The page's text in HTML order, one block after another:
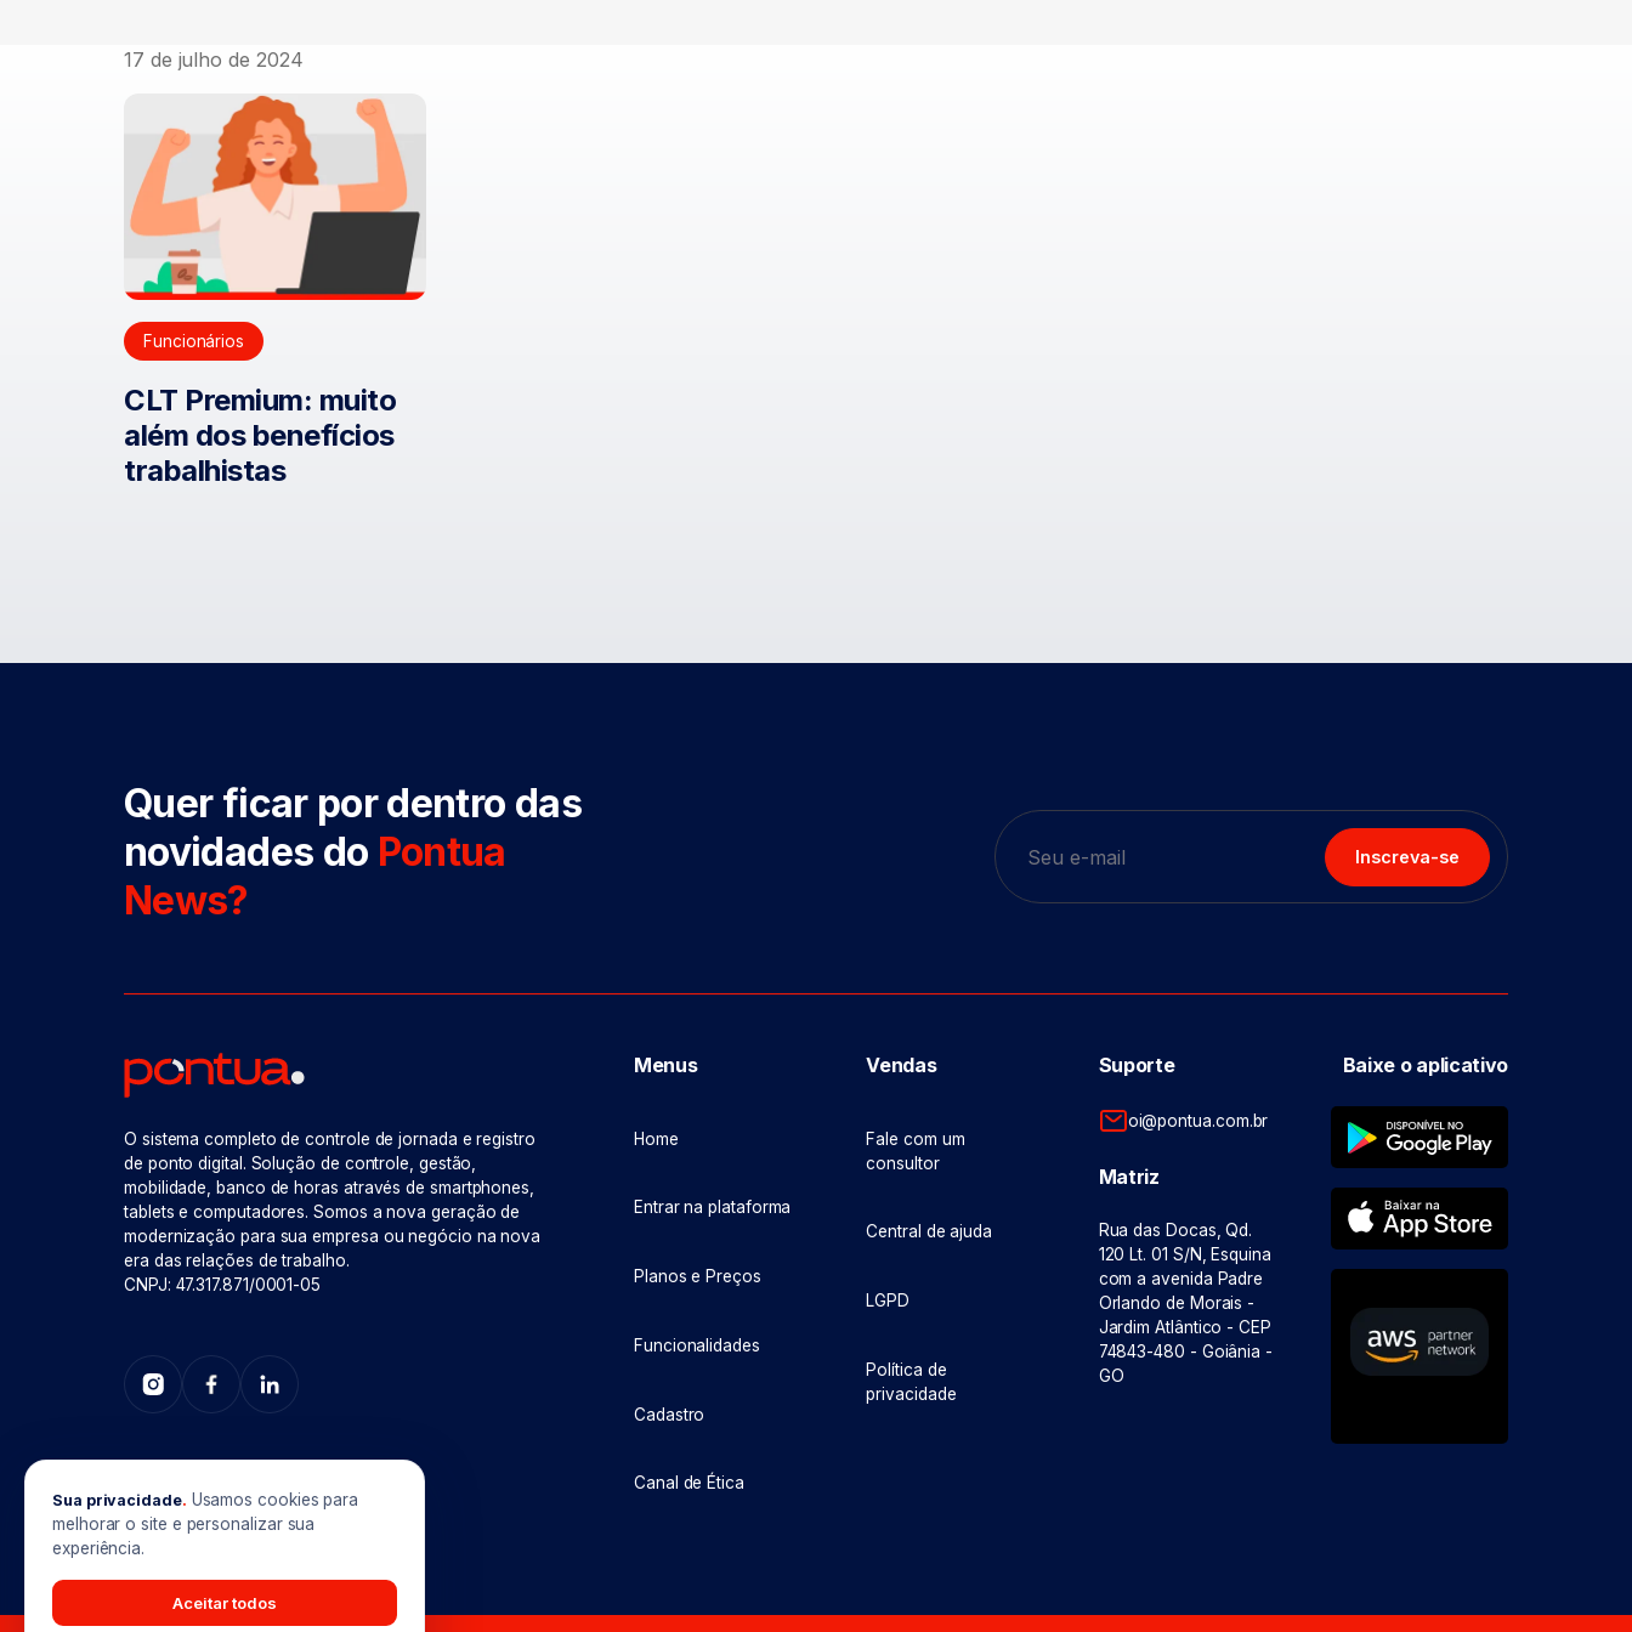
17 de julho de 2024
Funcionários
CLT Premium: muito
além dos benefícios
trabalhistas
Quer ficar por dentro das
novidades do Pontua
News?
Inscreva-se
Menus
Home
Entrar na plataforma
Planos e Preços
Funcionalidades
Cadastro
Canal de Ética
Vendas
Fale com um
consultor
Central de ajuda
LGPD
Política de
privacidade
Suporte
oi@pontua.com.br
Matriz
Rua das Docas, Qd.
120 Lt. 01 S/N, Esquina
com a avenida Padre
Orlando de Morais -
Jardim Atlântico - CEP
74843-480 - Goiânia -
GO
Baixe o aplicativo
O sistema completo de controle de jornada e registro
de ponto digital. Solução de controle, gestão,
mobilidade, banco de horas através de smartphones,
tablets e computadores. Somos a nova geração de
modernização para sua empresa ou negócio na nova
era das relações de trabalho.
CNPJ: 47.317.871/0001-05
Sua privacidade. Usamos cookies para
melhorar o site e personalizar sua
experiência.
Aceitar todos